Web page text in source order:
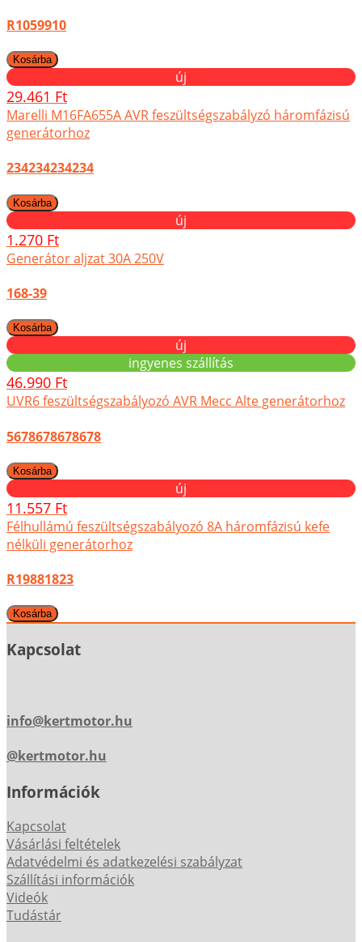
R1059910
új
29.461 Ft
Marelli M16FA655A AVR feszültségszabályzó háromfázisú
generátorhoz
234234234234
új
1.270 Ft
Generátor aljzat 30A 250V
168-39
új
ingyenes szállítás
46.990 Ft
UVR6 feszültségszabályozó AVR Mecc Alte generátorhoz
5678678678678
új
11.557 Ft
Félhullámú feszültségszabályozó 8A háromfázisú kefe
nélküli generátorhoz
R19881823
Kapcsolat
info@kertmotor.hu
@kertmotor.hu
Információk
Kapcsolat
Vásárlási feltételek
Adatvédelmi és adatkezelési szabályzat
Szállítási információk
Videók
Tudástár